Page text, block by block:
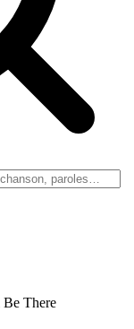
There